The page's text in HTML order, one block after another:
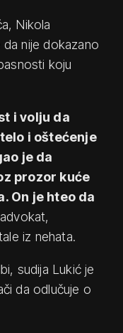
Nikola
nije dokazano
koju
i volju da
i oštećenje
je da
prozor kuće
On je hteo da
iz nehata.
sudija Lukić je
da odlučuje o